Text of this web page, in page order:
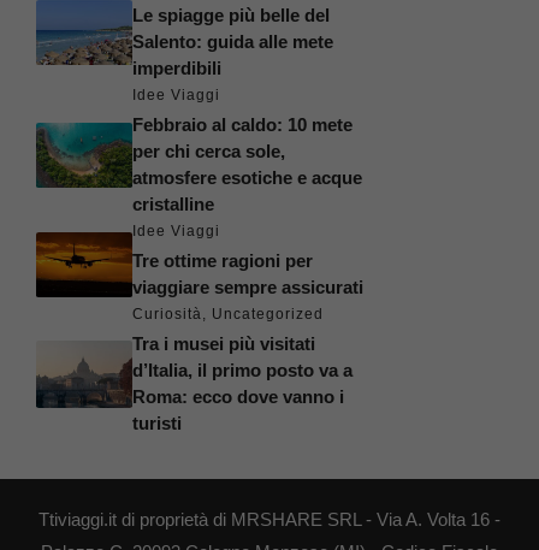
Le spiagge più belle del
Salento: guida alle mete
imperdibili
Idee Viaggi
Febbraio al caldo: 10 mete
per chi cerca sole,
atmosfere esotiche e acque
cristalline
Idee Viaggi
Tre ottime ragioni per
viaggiare sempre assicurati
Curiosità Uncategorized
Tra i musei più visitati
d’Italia, il primo posto va a
Roma: ecco dove vanno i
turisti
Ttiviaggi.it di proprietà di MRSHARE SRL - Via A. Volta 16 -